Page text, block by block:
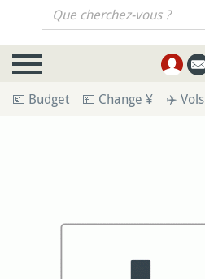
Que cherchez-vous ?
💶 Budget 💴 Change ¥ ✈️ Vols